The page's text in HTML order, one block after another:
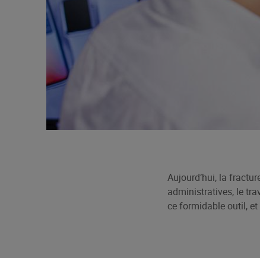
Aujourd’hui, la
administratives, le
ce formidable outil,